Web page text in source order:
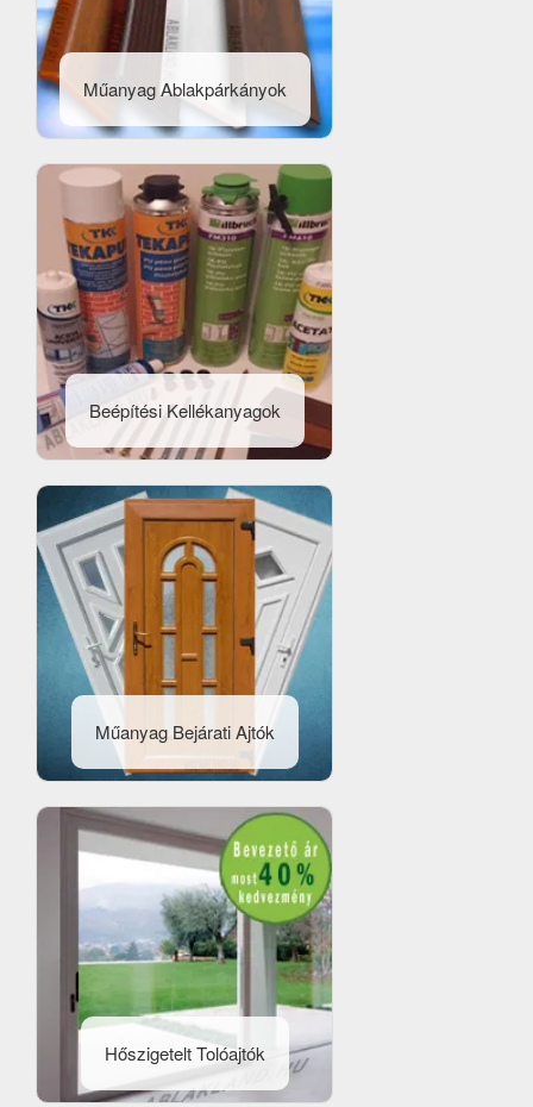
Műanyag Ablakpárkányok
Beépítési Kellékanyagok
Műanyag Bejárati Ajtók
Hőszigetelt Tolóajtók